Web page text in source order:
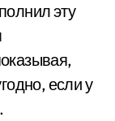
эту
если у